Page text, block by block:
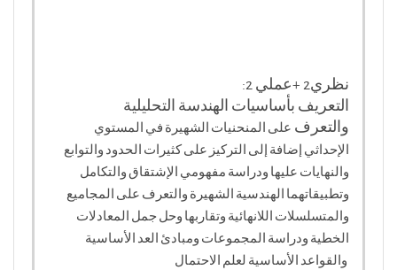
:2 نظري2 +عملي
التعريف بأساسيات الهندسة التحليلية
والتعرف على المنحنيات الشهيرة في المستوي
الإحداثي إضافة إلى التركيز على كثيرات الحدود والتوابع
والنهايات عليها ودراسة مفهومي الإشتقاق والتكامل
وتطبيقاتهما الهندسية الشهيرة والتعرف على المجاميع
والمتسلسلات اللانهائية وتقاربها وحل جمل المعادلات
الخطية ودراسة المجموعات ومبادئ العد الأساسية